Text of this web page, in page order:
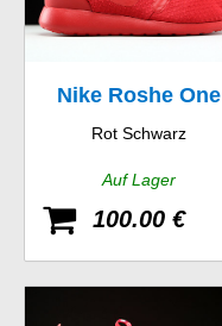
Nike Roshe One
Hyp
Rot Schwarz
Auf Lager
100.00 €